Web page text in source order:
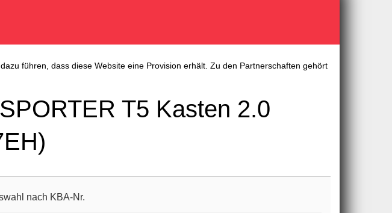
führen, dass diese Website eine Provision erhält. Zu den Partnerschaften gehört
T5 Kasten 2.0
nach KBA-Nr.